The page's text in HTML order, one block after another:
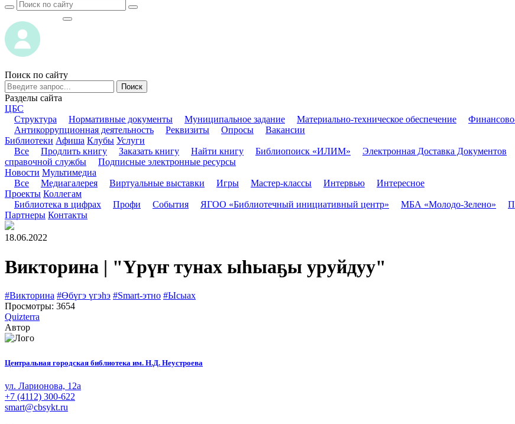
Поиск по сайту
Поиск
Разделы сайта
ЦБС
Структура
Нормативные документы Муниципальное задание Материально-техническое обеспечение
Антикоррупционная деятельность
Реквизиты Опросы
Вакансии
Библиотеки Афиша Клубы Услуги
Все
Продлить книгу Заказать книгу Найти книгу Библиопоиск «ИЛИМ» Электронная Доставка Документов
справочной службы
Подписные электронные ресурсы
Новости Мультимедиа
Все
Медиагалерея Виртуальные выставки Игры Мастер-классы Интервью
Интересное
Проекты Коллегам
Библиотека в цифрах
Профи События ЯГОО «Библиотечный инициативный центр» МБА «Молодо-Зелено»
Партнеры Контакты
18.06.2022
Викторина | "Үрүҥ тунах ыһыаҕы уруйдуу"
#Викторина #Өбүгэ үгэһэ #Smart-этно #Ысыах
Просмотры: 3654
Quizterra
Автор
Центральная городская библиотека им. Н.Д. Неустроева
ул. Ларионова, 12а
+7 (4112) 300-622
smart@cbsykt.ru